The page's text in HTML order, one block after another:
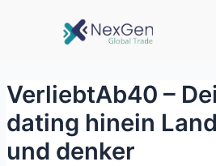
VerliebtAb40 –
dating hinein
und denker